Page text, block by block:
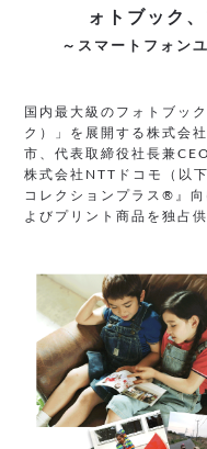
ォトブック
～スマートフォン
国内最大級のフォトブッ
ク）」を展開する株式会
市、代表取締役社長兼
株式会社NTTドコモ（以
コレクションプラス®』
よびプリント商品を独占